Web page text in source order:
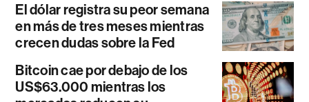
El dólar registra su peor semana
en más de tres meses mientras
crecen dudas sobre la Fed
Bitcoin cae por debajo de los
US$63.000 mientras los